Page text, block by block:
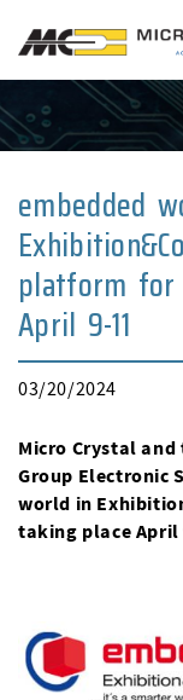
embedded
platform for
April 9-11
03/20/2024
Micro Crystal
Group Electronic
world in
taking place April